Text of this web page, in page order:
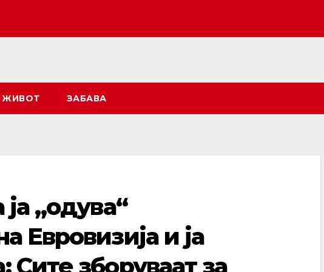
ЖИВОТ ЗАБАВА
„одува“
Евровизија и ја
Сите зборуваат за